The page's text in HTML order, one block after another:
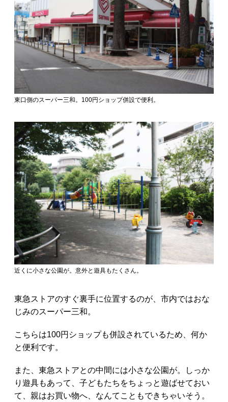
東口側のスーパー三和。100円ショップ併設で便利。
近くに小さな公園が。意外と遊具もたくさん。
東急ストアのすぐ裏手に位置するのが、市内ではおな
じみのスーパー三和。
こちらは100円ショップも併設されているため、何か
と便利です。
また、東急ストアとの中間には小さな公園が。しっか
り遊具もあって、子どもたちをちょっと遊ばせておい
て、親はお買い物へ、なんてこともできちゃいそう。